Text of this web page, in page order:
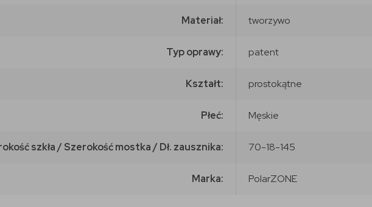
Materiał: tworzywo
Typ oprawy: patent
Kształt: prostokątne
Płeć: Męskie
szkła / Szerokość mostka / Dł. zausznika: 70-18-145
Marka: PolarZONE